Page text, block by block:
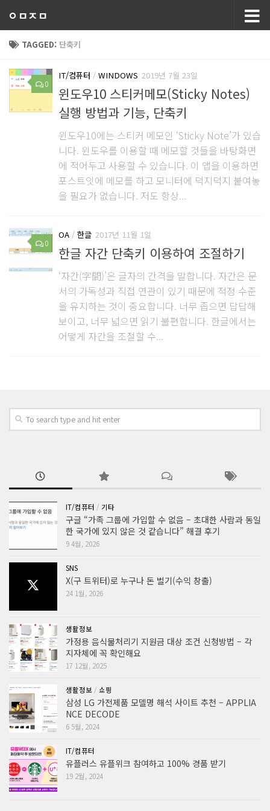
ㅇㅁㅈㅁ
TAGGED: 단축키
0
IT/컴퓨터 / WINDOWS 2019년 7월 23일
윈도우10 스티커메모(Sticky Notes)
실행 방법과 기능, 단축키
윈도우10에는 스티커 메모인 ‘Sticky Note’가 있습
니다. 윈도우를 이용할 때 메모할 것들을 바탕화면
에 적어두고 사용할 수 있습니다. 이 앱을 이용하면
포스트잇에 메모를 하고 모니터에 덕지덕지 붙여놓
을 필요가 없습니다. 저도 항상...
0
OA / 한글 2017년 11월 1일
한글 자간 단축키 이용하여 조절하기
‘자간(字間)’은 글자의 간격을 말합니다. 자간은 문
서의 가독성과 직접 연관이 있기 때문에 적정 수준
을 유지하는 것이 중요합니다. 너무 좁으면 답답해
보이고, 너무 넓으면 읽기 불편합니다. 한글에서는
어떻게 자간을 조절할 수...
IT/컴퓨터 / 기타
구글 “가족 그룹에 가입할 수 없음 – 초대한 사람과 동일
한 국가에 있지 않은 것 같습니다” 해결 후기
9 4월, 2026
SNS
X(구 트위터)로 누구나 돈 벌기(수익 창출)
24 1월, 2026
생활정보
가정용 음식물처리기 지원금 대상 조건 신청방법 – 각
지자체에 꼭 확인해요
17 12월, 2025
생활정보 / 쇼핑
삼성 LG 가전제품 모델명 해석 사이트 추천 – APPLIA
NCE DECODE
6 5월, 2024
IT/컴퓨터
유플러스 유플위크 참여하고 100% 경품 받기
19 2월, 2024